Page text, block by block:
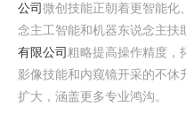
公司微创技能正朝着更智能化
念主工智能和机器东说念主扶
有限公司 粗略提高操作精度，
影像技能和内窥镜开采的不休
扩大，涵盖更多专业鸿沟。